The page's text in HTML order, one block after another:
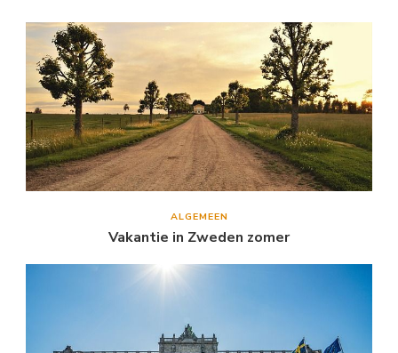
ALGEMEEN
Vakantie in Zweden zomer